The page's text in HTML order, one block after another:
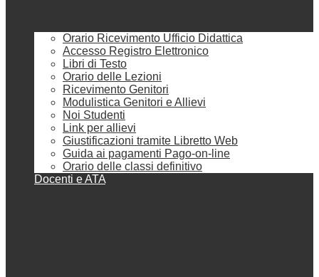
Orario Ricevimento Ufficio Didattica
Accesso Registro Elettronico
Libri di Testo
Orario delle Lezioni
Ricevimento Genitori
Modulistica Genitori e Allievi
Noi Studenti
Link per allievi
Giustificazioni tramite Libretto Web
Guida ai pagamenti Pago-on-line
Orario delle classi definitivo
Docenti e ATA